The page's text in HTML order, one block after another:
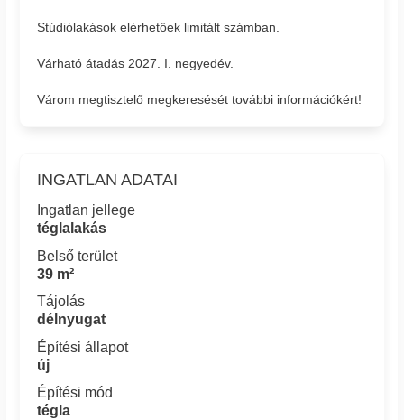
Stúdiólakások elérhetőek limitált számban.
Várható átadás 2027. I. negyedév.
Várom megtisztelő megkeresését további információkért!
INGATLAN ADATAI
Ingatlan jellege
téglalakás
Belső terület
39 m²
Tájolás
délnyugat
Építési állapot
új
Építési mód
tégla